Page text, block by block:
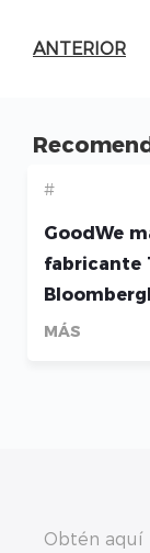
ANTERIOR
#
GoodWe
fabricante
2026
MÁS
Obtén aquí